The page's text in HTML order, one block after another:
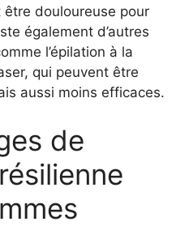
douloureuse pour
également d’autres
l’épilation à la
qui peuvent être
aussi moins efficaces.
de